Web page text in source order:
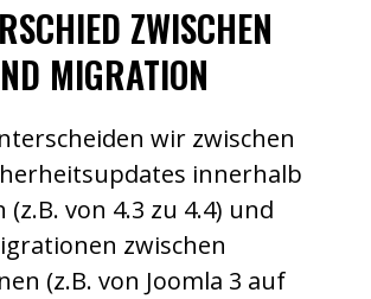
ZWISCHEN
MIGRATION
wir zwischen
innerhalb
von 4.3 zu 4.4) und
zwischen
(z.B. von Joomla 3 auf